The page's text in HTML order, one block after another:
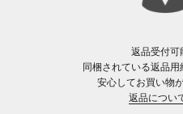
返品受付可
同梱されている返品
安心してお買い物
返品につ